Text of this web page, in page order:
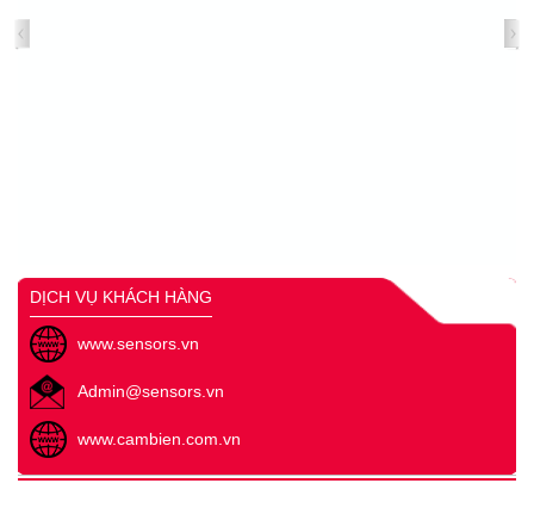
DỊCH VỤ KHÁCH HÀNG
www.sensors.vn
Admin@sensors.vn
www.cambien.com.vn